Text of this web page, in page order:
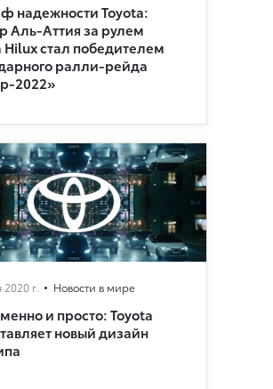
надежности Toyota:
Аль-Аттия за рулем
Hilux стал победителем
ралли-рейда
2022»
г. Новости в мире
и просто: Toyota
новый дизайн